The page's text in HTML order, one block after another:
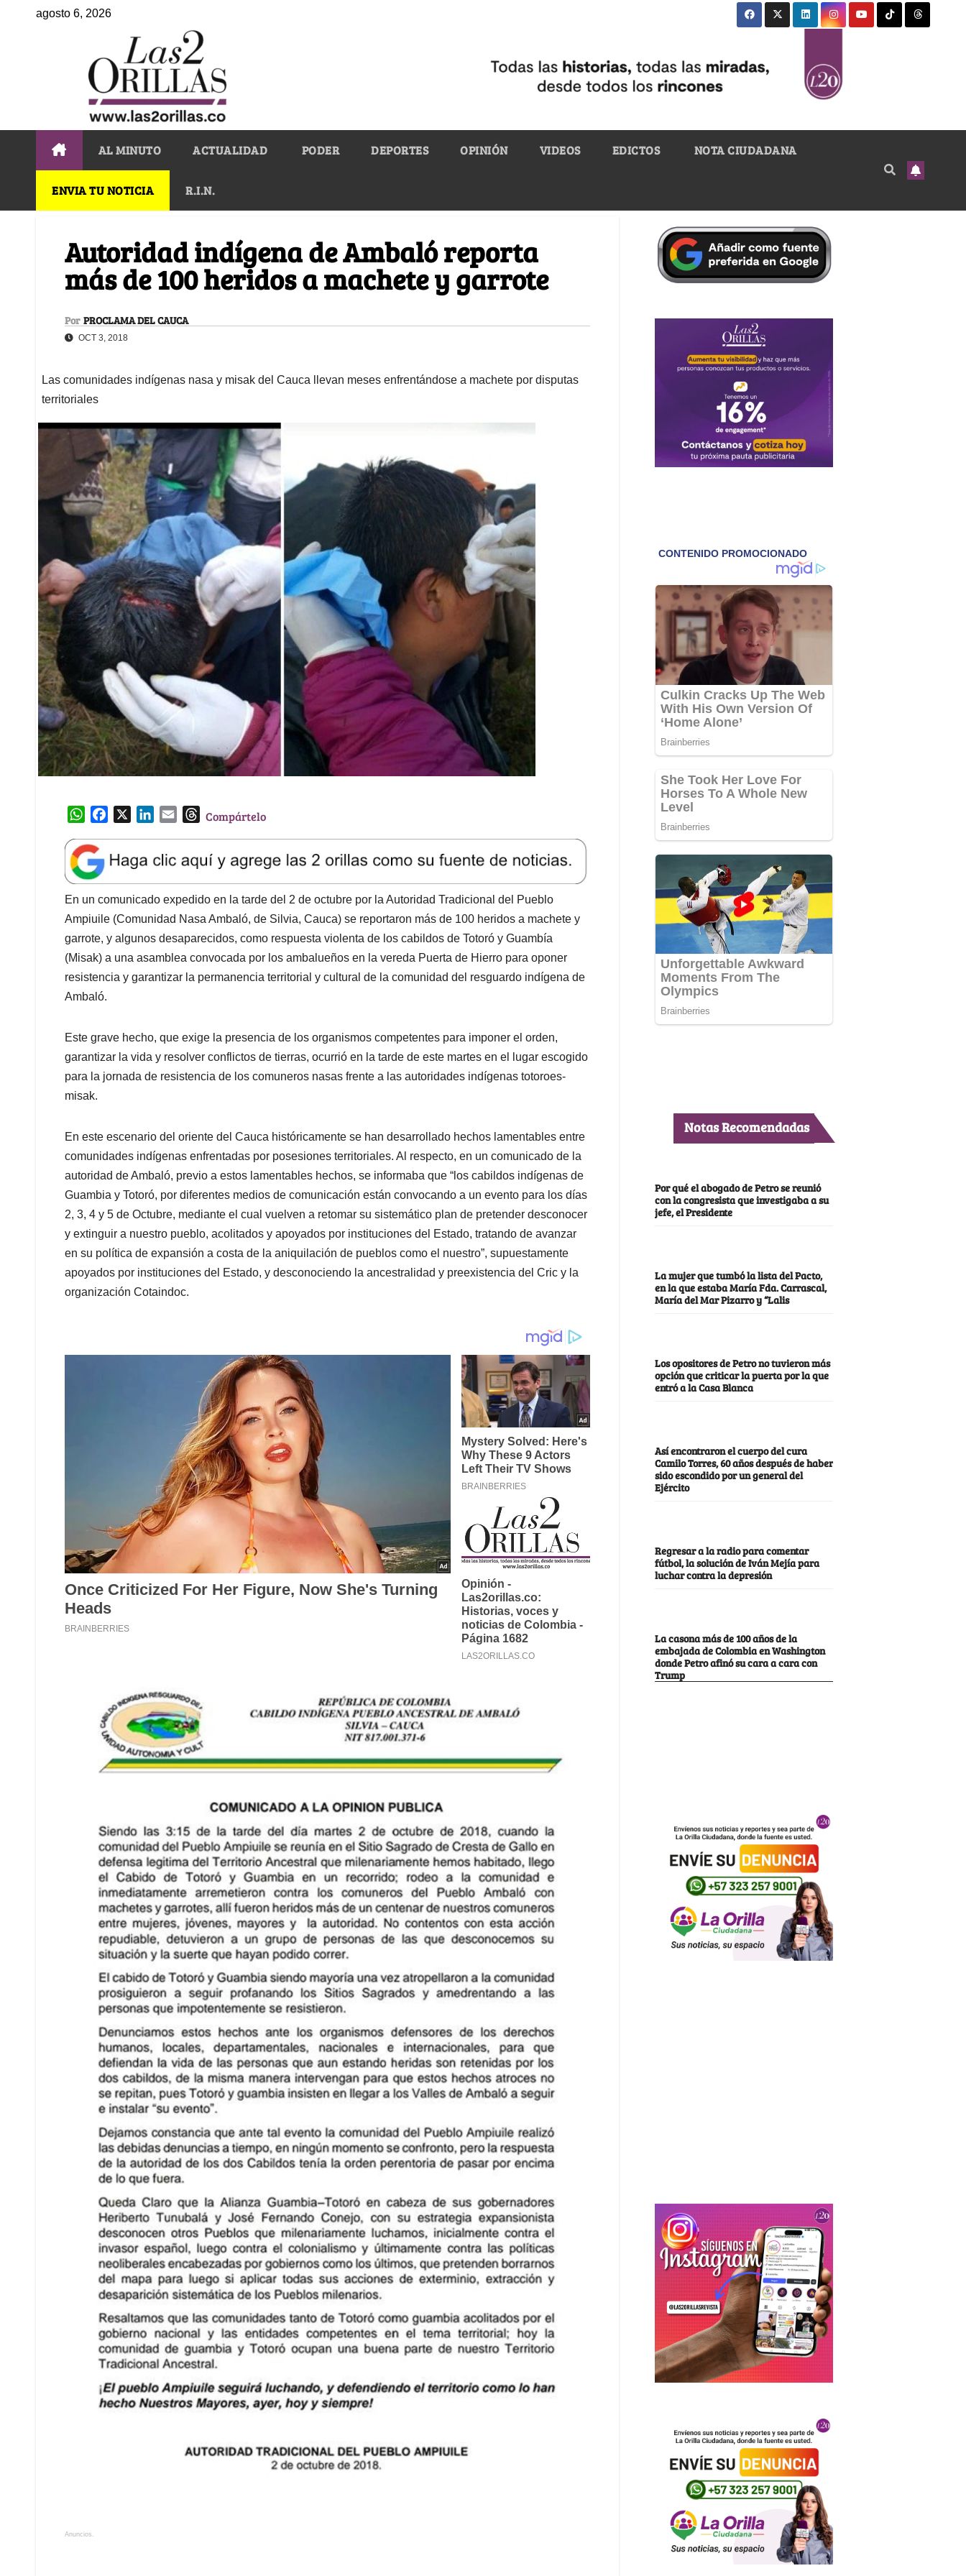
agosto 6, 2026
AL MINUTO ACTUALIDAD PODER DEPORTES OPINIÓN VIDEOS EDICTOS NOTA CIUDADANA
ENVIA TU NOTICIA R.I.N.
Autoridad indígena de Ambaló reporta
más de 100 heridos a machete y garrote
Por PROCLAMA DEL CAUCA
OCT 3, 2018
Las comunidades indígenas nasa y misak del Cauca llevan meses enfrentándose a machete por disputas
territoriales
W
a
t
s
A
p
p
e
b
o
o
k
k
e
d
I
n
l
T
e
a
d
s
Compártelo
En un comunicado expedido en la tarde del 2 de octubre por la Autoridad Tradicional del Pueblo
Ampiuile (Comunidad Nasa Ambaló, de Silvia, Cauca) se reportaron más de 100 heridos a machete y
garrote, y algunos desaparecidos, como respuesta violenta de los cabildos de Totoró y Guambía
(Misak) a una asamblea convocada por los ambalueños en la vereda Puerta de Hierro para oponer
resistencia y garantizar la permanencia territorial y cultural de la comunidad del resguardo indígena de
Ambaló.
Este grave hecho, que exige la presencia de los organismos competentes para imponer el orden,
garantizar la vida y resolver conflictos de tierras, ocurrió en la tarde de este martes en el lugar escogido
para la jornada de resistencia de los comuneros nasas frente a las autoridades indígenas totoroes-
misak.
En este escenario del oriente del Cauca históricamente se han desarrollado hechos lamentables entre
comunidades indígenas enfrentadas por posesiones territoriales. Al respecto, en un comunicado de la
autoridad de Ambaló, previo a estos lamentables hechos, se informaba que “los cabildos indígenas de
Guambia y Totoró, por diferentes medios de comunicación están convocando a un evento para los días
2, 3, 4 y 5 de Octubre, mediante el cual vuelven a retomar su sistemático plan de pretender desconocer
y extinguir a nuestro pueblo, acolitados y apoyados por instituciones del Estado, tratando de avanzar
en su política de expansión a costa de la aniquilación de pueblos como el nuestro”, supuestamente
apoyados por instituciones del Estado, y desconociendo la ancestralidad y preexistencia del Cric y la
organización Cotaindoc.
Anuncios.
Notas Recomendadas
Por qué el abogado de Petro se reunió
con la congresista que investigaba a su
jefe, el Presidente
La mujer que tumbó la lista del Pacto,
en la que estaba María Fda. Carrascal,
María del Mar Pizarro y “Lalis
Los opositores de Petro no tuvieron más
opción que criticar la puerta por la que
entró a la Casa Blanca
Así encontraron el cuerpo del cura
Camilo Torres, 60 años después de haber
sido escondido por un general del
Ejército
Regresar a la radio para comentar
fútbol, la solución de Iván Mejía para
luchar contra la depresión
La casona más de 100 años de la
embajada de Colombia en Washington
donde Petro afinó su cara a cara con
Trump